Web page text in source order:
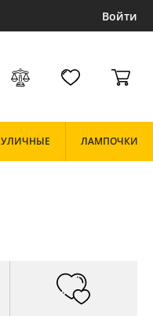
Войти
УЛИЧНЫЕ ЛАМПОЧКИ